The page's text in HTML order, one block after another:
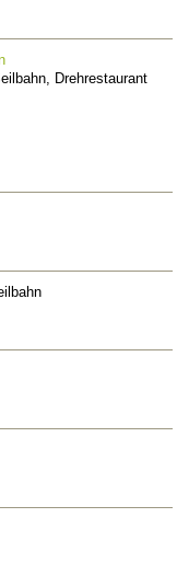
Drehrestaurant